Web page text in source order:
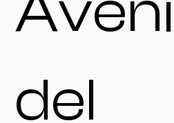
del